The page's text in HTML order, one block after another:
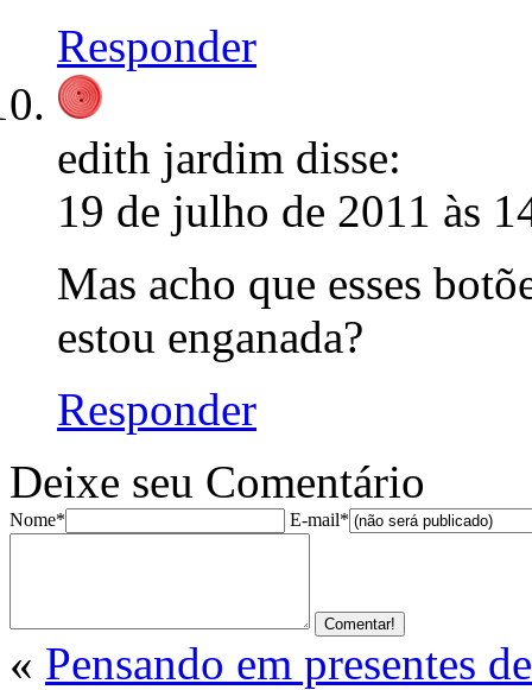
Responder
edith jardim disse:
19 de julho de 2011 às
Mas acho que esses
estou enganada?
Responder
Deixe seu Comentário
Nome* E-mail*
« Pensando em presentes